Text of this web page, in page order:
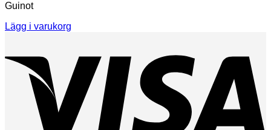
Guinot
Lägg i varukorg